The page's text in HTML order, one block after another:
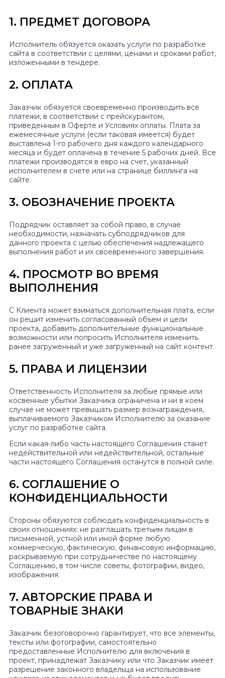
1. ПРЕДМЕТ ДОГОВОРА
Исполнитель обязуется оказать услуги по разработке
сайта в соответствии с целями, ценами и сроками работ,
изложенными в тендере.
2. ОПЛАТА
Заказчик обязуется своевременно производить все
платежи, в соответствии с прейскурантом,
приведенным в Оферте и Условиях оплаты. Плата за
ежемесячные услуги (если таковая имеется) будет
выставлена 1-го рабочего дня каждого календарного
месяца и будет оплачена в течение 5 рабочих дней. Все
платежи производятся в евро на счет, указанный
исполнителем в счете или на странице биллинга на
сайте.
3. ОБОЗНАЧЕНИЕ ПРОЕКТА
Подрядчик оставляет за собой право, в случае
необходимости, назначать субподрядчиков для
данного проекта с целью обеспечения надлежащего
выполнения работ и их своевременного завершения.
4. ПРОСМОТР ВО ВРЕМЯ
ВЫПОЛНЕНИЯ
С Клиента может взиматься дополнительная плата, если
он решит изменить согласованный объем и цели
проекта, добавить дополнительные функциональные
возможности или попросить Исполнителя изменить
ранее загруженный и уже загруженный на сайт контент.
5. ПРАВА И ЛИЦЕНЗИИ
Ответственность Исполнителя за любые прямые или
косвенные убытки Заказчика ограничена и ни в коем
случае не может превышать размер вознаграждения,
выплачиваемого Заказчиком Исполнителю за оказание
услуг по разработке сайта.
Если какая-либо часть настоящего Соглашения станет
недействительной или недействительной, остальные
части настоящего Соглашения останутся в полной силе.
6. СОГЛАШЕНИЕ О
КОНФИДЕНЦИАЛЬНОСТИ
Стороны обязуются соблюдать конфиденциальность в
своих отношениях: не разглашать третьим лицам в
письменной, устной или иной форме любую
коммерческую, фактическую, финансовую информацию,
раскрываемую при сотрудничестве по настоящему
Соглашению, в том числе советы, фотографии, видео,
изображения.
7. АВТОРСКИЕ ПРАВА И
ТОВАРНЫЕ ЗНАКИ
Заказчик безоговорочно гарантирует, что все элементы,
тексты или фотографии, самостоятельно
предоставленные Исполнителю для включения в
проект, принадлежат Заказчику или что Заказчик имеет
разрешение законного владельца на использование